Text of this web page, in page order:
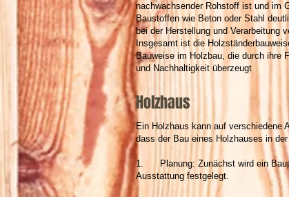
nachwachsender Rohstoff ist und im
Baustoffen wie Beton oder Stahl
bei der Herstellung und Verarbeitung
Insgesamt ist die
Bauweise im Holzbau, die durch ihre
und Nachhaltigkeit überzeugt
Holzhaus
Ein Holzhaus kann auf verschiedene
dass der Bau eines Holzhauses in
1. Planung: Zunächst wird ein
Ausstattung festgelegt.